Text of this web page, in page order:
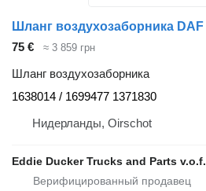
75 € ≈ 3 859 грн
Шланг воздухозаборника
1638014 / 1699477 1371830
Нидерланды, Oirschot
Eddie Ducker Trucks and Parts v.o.f.